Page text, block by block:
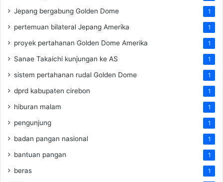
Jepang bergabung Golden Dome 1
pertemuan bilateral Jepang Amerika 1
proyek pertahanan Golden Dome Amerika 1
Sanae Takaichi kunjungan ke AS 1
sistem pertahanan rudal Golden Dome 1
dprd kabupaten cirebon 1
hiburan malam 1
pengunjung 1
badan pangan nasional 1
bantuan pangan 1
beras 1